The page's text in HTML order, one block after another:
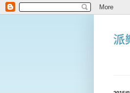
派